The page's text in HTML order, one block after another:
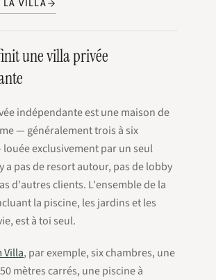
LA VILLA
une villa privée
indépendante est une maison de
— généralement trois à six
exclusivement par un seul
a pas de resort autour, pas de lobby
d'autres clients. L'ensemble de la
la piscine, les jardins et les
est à toi seul.
Villa, par exemple, six chambres, une
mètres carrés, une piscine à